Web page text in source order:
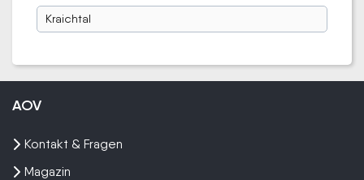
Kraichtal
AOV
Kontakt & Fragen
Magazin